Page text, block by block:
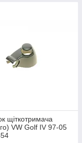
щіткотримача
VW Golf IV 97-05